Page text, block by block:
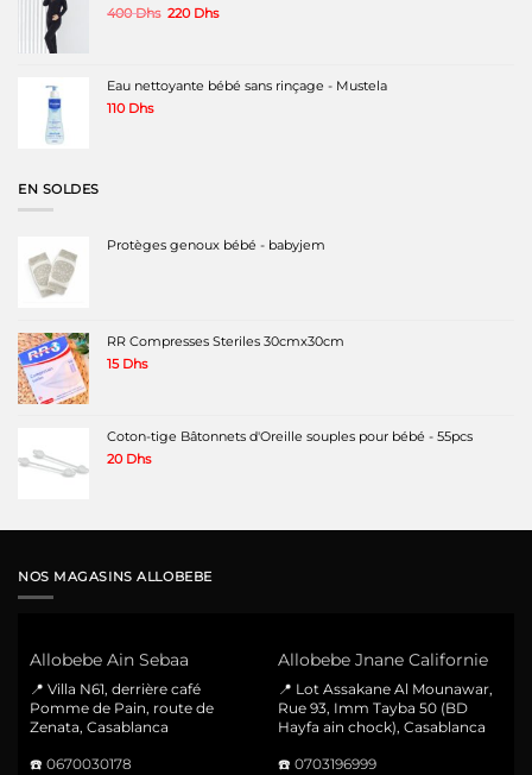
400Dhs Le
400 Dhs.
220 DhsLe
220 Dhs.
Eau nettoyante bébé sans rinçage - Mustela
110 Dhs
EN SOLDES
Protèges genoux bébé - babyjem
RR Compresses Steriles 30cmx30cm
15 Dhs
Coton-tige Bâtonnets d'Oreille souples pour bébé - 55pcs
20 Dhs
NOS MAGASINS ALLOBEBE
Allobebe Ain Sebaa
📍 Villa N61, derrière café
Pomme de Pain, route de
Zenata, Casablanca
☎️ 0670030178
Allobebe Jnane Californie
📍 Lot Assakane Al Mounawar,
Rue 93, Imm Tayba 50 (BD
Hayfa ain chock), Casablanca
☎️ 0703196999